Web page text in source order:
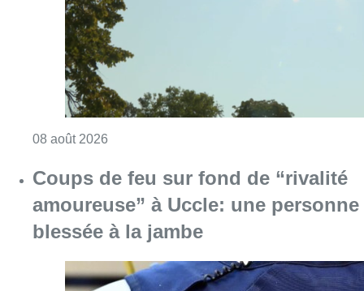
08 août 2026
Coups de feu sur fond de “rivalité
amoureuse” à Uccle: une personne
blessée à la jambe